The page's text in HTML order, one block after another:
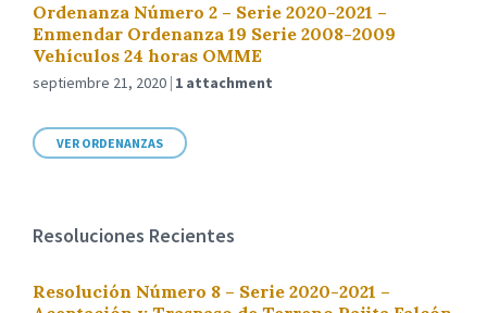
Ordenanza Número 2 – Serie 2020-2021 –
Enmendar Ordenanza 19 Serie 2008-2009
Vehículos 24 horas OMME
septiembre 21, 2020 1 attachment
VER ORDENANZAS
Resoluciones Recientes
Resolución Número 8 – Serie 2020-2021 –